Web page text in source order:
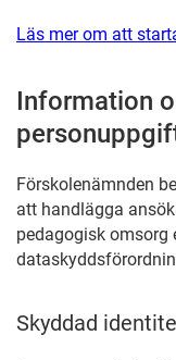
Läs mer om att
Information
Förskolenämnden
att handlägga
pedagogisk omsorg
Skyddad